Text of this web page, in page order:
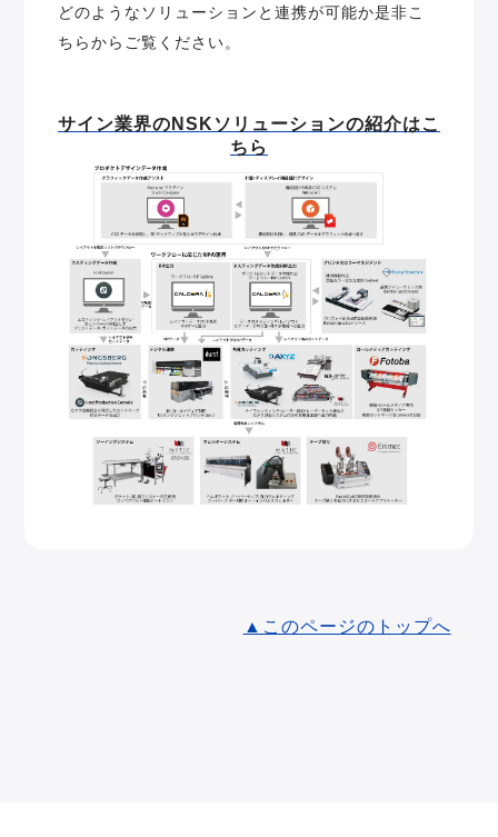
どのようなソリューションと連携が可能か是非こ
ちらからご覧ください。
サイン業界のNSKソリューションの紹介はこ
ちら
▲このページのトップへ